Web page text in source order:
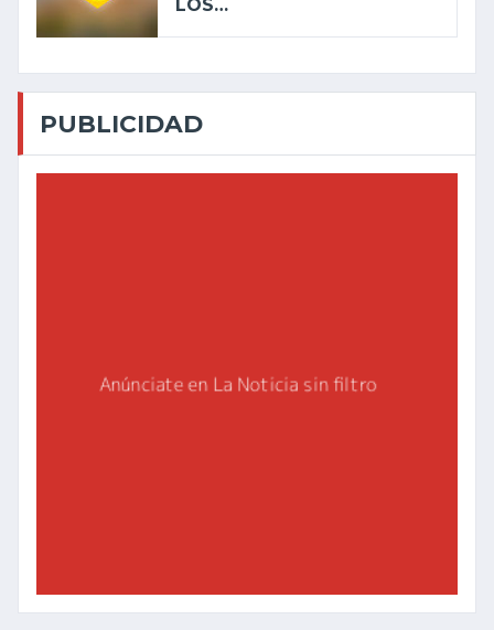
LOS…
PUBLICIDAD